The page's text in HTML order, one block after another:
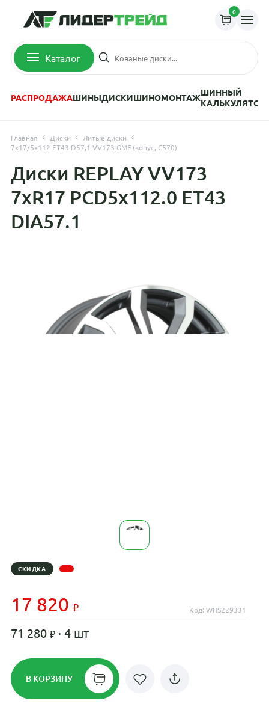
0
Каталог
РАСПРОДАЖАШИНЫДИСКИШИНОМОНТАЖШИННЫЙ
КАЛЬКУЛЯТОР
Главная Диски
Литые диски
7x17/5x112 ET43 D57,1 VV173 GMF (конус, C570)
Диски REPLAY VV173
7xR17 PCD5x112.0 ET43
DIA57.1
СКИДКА
17 820 Код: WHS229331
71 280 · 4 шт
В КОРЗИНУ